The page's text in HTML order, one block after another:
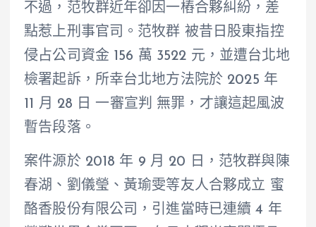
不過，范牧群近年卻因一樁合夥糾紛，差
點惹上刑事官司。范牧群 被昔日股東指控
侵占公司資金 156 萬 3522 元，並遭台北地
檢署起訴，所幸台北地方法院於 2025 年
11 月 28 日 一審宣判 無罪，才讓這起風波
暫告段落。
案件源於 2018 年 9 月 20 日，范牧群與陳
春湖、劉儀瑩、黃瑜雯等友人合夥成立 蜜
酪香股份有限公司，引進當時已連續 4 年